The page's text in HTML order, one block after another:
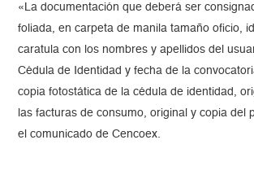
«La documentación que deberá ser
foliada, en carpeta de manila tamaño oficio,
caratula con los nombres y apellidos del
Cédula de Identidad y fecha de la
copia fotostática de la cédula de identidad,
las facturas de consumo, original y copia del
el comunicado de Cencoex.